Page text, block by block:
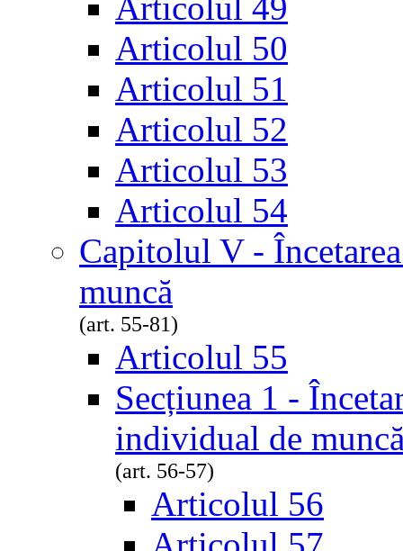
Articolul 50
Articolul 51
Articolul 52
Articolul 53
Articolul 54
Capitolul V -
muncă
(art. 55-81)
Articolul 55
Secțiunea 1 -
individual de
(art. 56-57)
Articolul 56